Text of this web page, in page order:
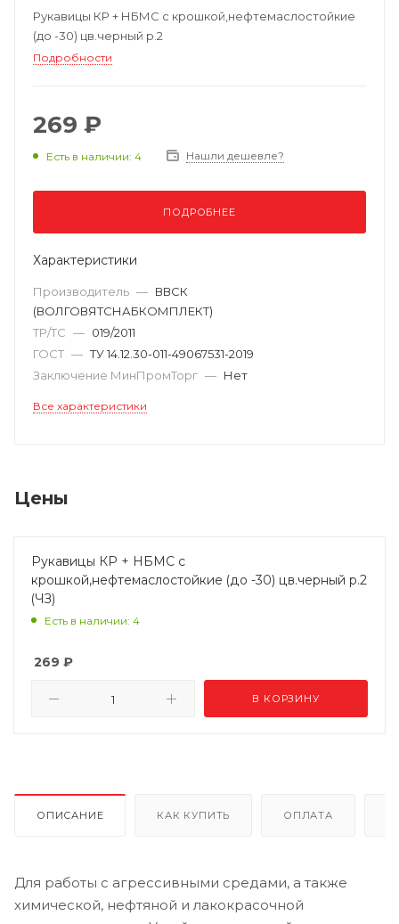
Рукавицы КР + НБМС с крошкой,нефтемаслостойкие
(до -30) цв.черный р.2
Подробности
269 ₽
Есть в наличии: 4 Нашли дешевле?
ПОДРОБНЕЕ
Характеристики
Производитель — ВВСК
(ВОЛГОВЯТСНАБКОМПЛЕКТ)
ТР/ТС — 019/2011
ГОСТ — ТУ 14.12.30-011-49067531-2019
Заключение МинПромТорг — Нет
Все характеристики
Цены
Рукавицы КР + НБМС с
крошкой,нефтемаслостойкие (до -30) цв.черный р.2
(ЧЗ)
Есть в наличии: 4
269 ₽
В КОРЗИНУ
ОПИСАНИЕ КАК КУПИТЬ ОПЛАТА
Для работы с агрессивными средами, а также
химической, нефтяной и лакокрасочной